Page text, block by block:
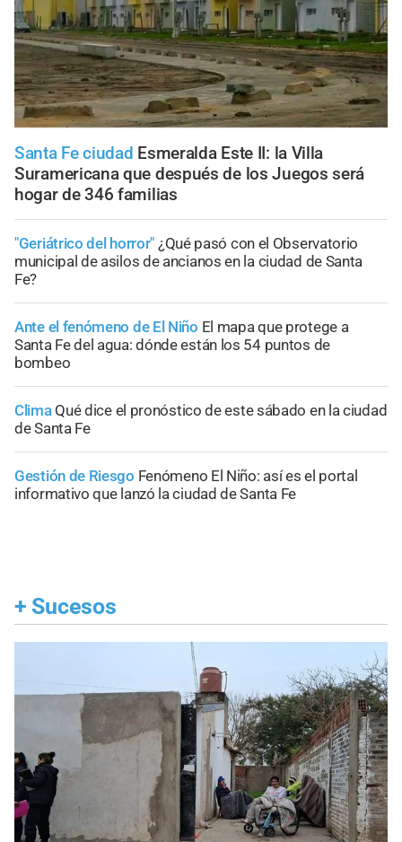
Santa Fe ciudad Esmeralda Este II: la Villa
Suramericana que después de los Juegos será
hogar de 346 familias
"Geriátrico del horror" ¿Qué pasó con el Observatorio
municipal de asilos de ancianos en la ciudad de Santa
Fe?
Ante el fenómeno de El Niño El mapa que protege a
Santa Fe del agua: dónde están los 54 puntos de
bombeo
Clima Qué dice el pronóstico de este sábado en la ciudad
de Santa Fe
Gestión de Riesgo Fenómeno El Niño: así es el portal
informativo que lanzó la ciudad de Santa Fe
+ Sucesos